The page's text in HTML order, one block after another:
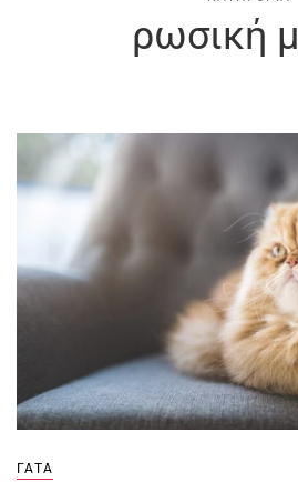
ρωσική
ΓΆΤΑ